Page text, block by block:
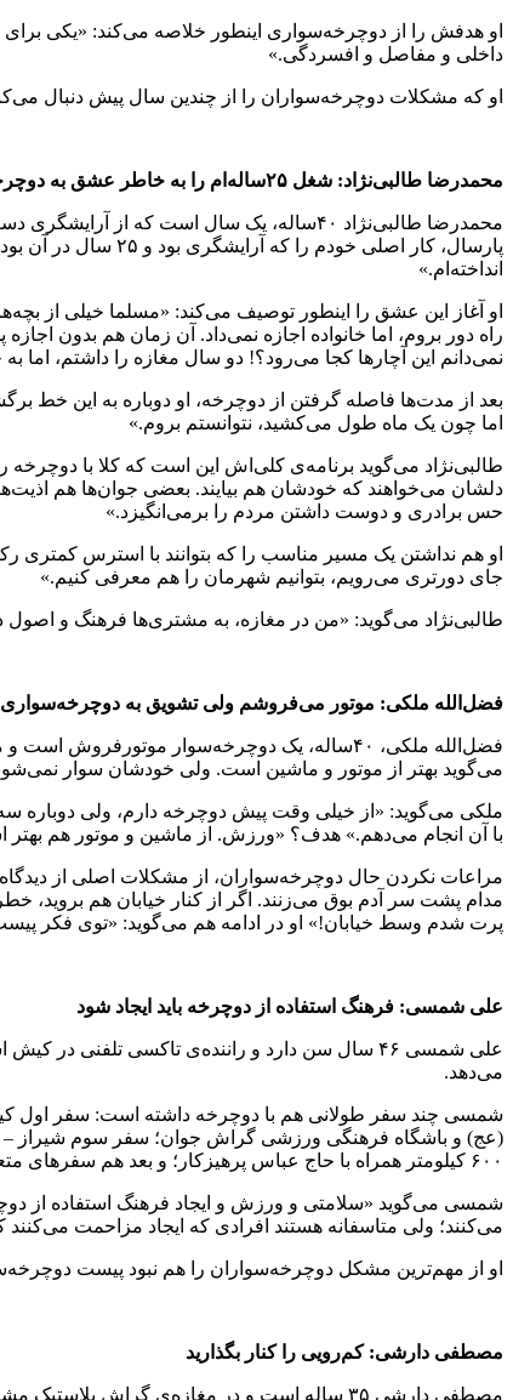
او هدفش را از دوچرخه‌سواری اینطور خلاصه می‌کند: «یکی
داخلی و مفاصل و افسردگی.»
او که مشکلات دوچرخه‌سواران را از چندین سال پیش دنبال
محمدرضا طالبی‌نژاد: شغل ۲۵ساله‌ام را به خاطر عشق به دوچرخه رها کردم.
محمدرضا طالبی‌نژاد ۴۰ساله، یک سال است که
انداخته‌ام.»
او آغاز این عشق را اینطور توصیف می‌کند: «مسلما خیلی از
نمی‌دانم این آچارها کجا می‌رود؟! دو سال مغازه را داشتم،
بعد از مدت‌ها فاصله گرفتن از دوچرخه، او دوباره به این خط
اما چون یک ماه طول می‌کشید، نتوانستم بروم.»
طالبی‌نژاد می‌گوید برنامه‌ی کلی‌اش این است که کلا با
دلشان می‌خواهند که خودشان هم بیایند. بعضی جوان‌ها هم
حس برادری و دوست داشتن مردم را برمی‌انگیزد.»
او هم نداشتن یک مسیر مناسب را که بتوانند با استرس
جای دورتری می‌رویم، بتوانیم شهرمان را هم معرفی کنیم.»
طالبی‌نژاد می‌گوید: «من در مغازه، به مشتری‌ها فرهنگ و اصول
فضل‌الله ملکی: موتور می‌فروشم ولی تشویق به
فضل‌الله ملکی، ۴۰ساله، یک دوچرخه‌سوار
می‌گوید بهتر از موتور و ماشین است. ولی خودشان سوار
ملکی می‌گوید: «از خیلی وقت پیش دوچرخه دارم، ولی دوباره
با آن انجام می‌دهم.» هدف؟ «ورزش. از ماشین و موتور هم
مراعات نکردن حال دوچرخه‌سواران، از مشکلات اصلی از
مدام پشت سر آدم بوق می‌زنند. اگر از کنار خیابان هم بروید،
پرت شدم وسط خیابان!» او در ادامه هم می‌گوید: «توی فکر
علی شمسی: فرهنگ استفاده از دوچرخه باید ایجاد شود
علی شمسی ۴۶ سال سن دارد و راننده‌ی تاکسی
می‌دهد.
۶۰۰ کیلومتر همراه با حاج عباس پرهیزکار؛ و بعد هم سفرهای متعدد دیگر، از جمله کیش – گراش به صورت رفت و برگشت؛ جهرم، فسا، استهبان، داراب و ….
شمسی می‌گوید «سلامتی و ورزش و ایجاد فرهنگ استفاده از
می‌کنند؛ ولی متاسفانه هستند افرادی که ایجاد مزاحمت می‌کنند
او از مهم‌ترین مشکل دوچرخه‌سواران را هم نبود پیست
مصطفی دارشی: کم‌رویی را کنار بگذارید
مصطفی دارشی ۳۵ ساله است و در مغازه‌ی